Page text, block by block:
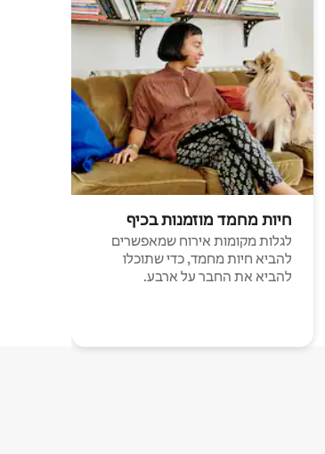
חיות מחמד מוזמנות בכיף
לגלות מקומות אירוח שמאפשרים
להביא חיות מחמד, כדי שתוכלו
להביא את החבר על ארבע.